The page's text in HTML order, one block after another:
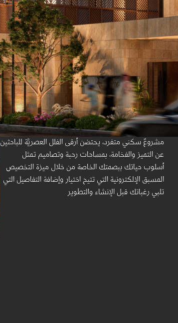
مشروعٌ سكني متفرد، یحتضن أرقى الفلل العصریَّة للباحثین
عن التمیز والفخامة، بمساحات رحبة وتصامیم تمثل
أسلوب حیاتك ببصمتك الخاصة من خلال میزة التخصیص
المسبق الإلكترونیة التي تتیح اختیار وإضافة التفاصيل التي
تلبي رغباتك قبل الإنشاء والتطویر